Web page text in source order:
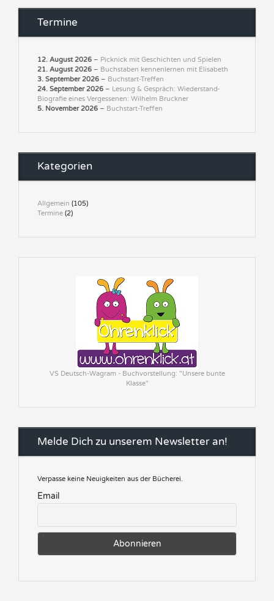
Termine
12. August 2026 – Picknick mit Geschichten und Spielen
21. August 2026 – Buchstaben kennenlernen mit Elisabeth
3. September 2026 – Buchstart-Treffen
24. September 2026 – Lesung & Gespräch: Wiederstand-
Biografie eines Vergessenen: Wilhelm Bruckner
5. November 2026 – Buchstart-Treffen
Kategorien
Allgemein (105)
Termine (2)
VS Deutsch-Wagram - Buchvorstellung: "Unsere bunte
Klasse"
Melde Dich zu unserem Newsletter an!
Verpasse keine Neuigkeiten aus der Bücherei.
Email